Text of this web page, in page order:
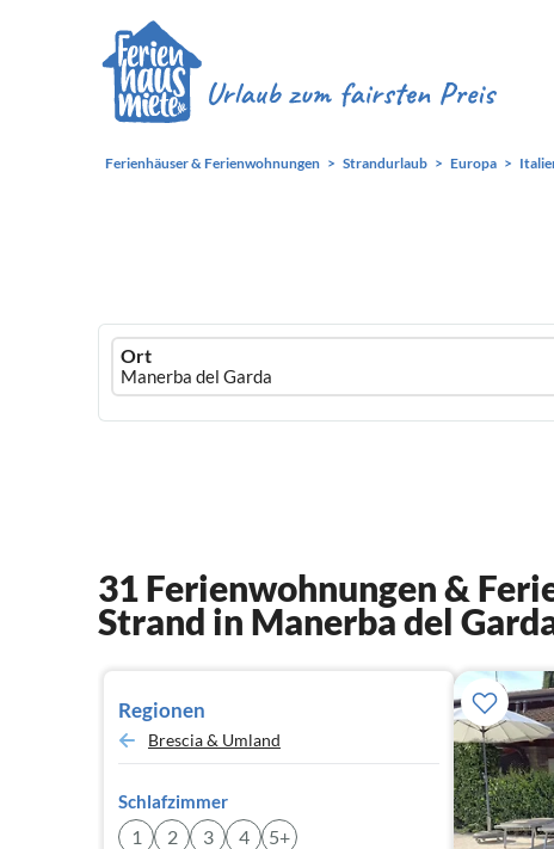
Ferienhäuser & Ferienwohnungen Strandurlaub Europa
Ferienhausmiete
logo
Ort
31 Ferienwohnungen &
Strand in Manerba del
Regionen
Brescia & Umland
Schlafzimmer
1 2 3 4 5+